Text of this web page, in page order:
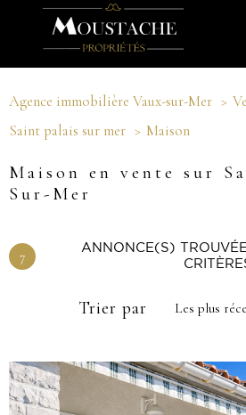
Agence immobilière Vaux-sur-Mer
Saint palais sur mer
Maison
Maison en vente sur
Sur-Mer
7
ANNONCE(S)
Trier par Les plus